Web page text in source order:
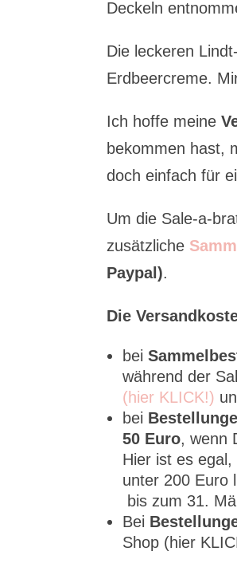
Deckeln
Die leckeren
Erdbeercreme.
Ich hoffe meine
bekommen hast,
doch einfach für
Um die Sale-a-
zusätzliche
Paypal).
Die
bei
während der
(hier KLICK!)
bei
50 Euro, wenn
Hier ist es
unter 200 Euro
bis zum 31.
Bei
Shop (hier